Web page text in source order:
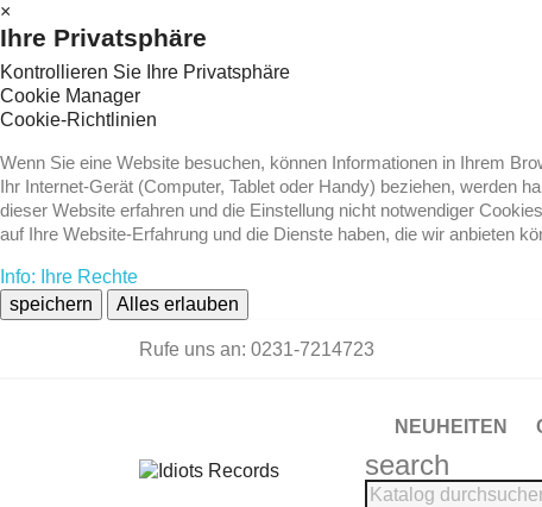
×
Ihre Privatsphäre
Kontrollieren Sie Ihre Privatsphäre
Cookie Manager
Cookie-Richtlinien
Wenn Sie eine Website besuchen, können Informationen in Ihrem
Ihr Internet-Gerät (Computer, Tablet oder Handy) beziehen, werden
dieser Website erfahren und die Einstellung nicht notwendiger
auf Ihre Website-Erfahrung und die Dienste haben, die wir anbieten
Info: Ihre Rechte
speichern
Alles erlauben
Rufe uns an: 0231-7214723
NEUHEITEN
search